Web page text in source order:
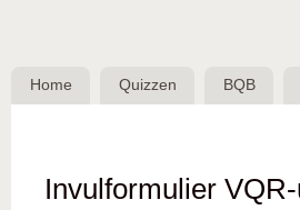
Belgische
QuizBond
Home Quizzen BQB
Invulformulier